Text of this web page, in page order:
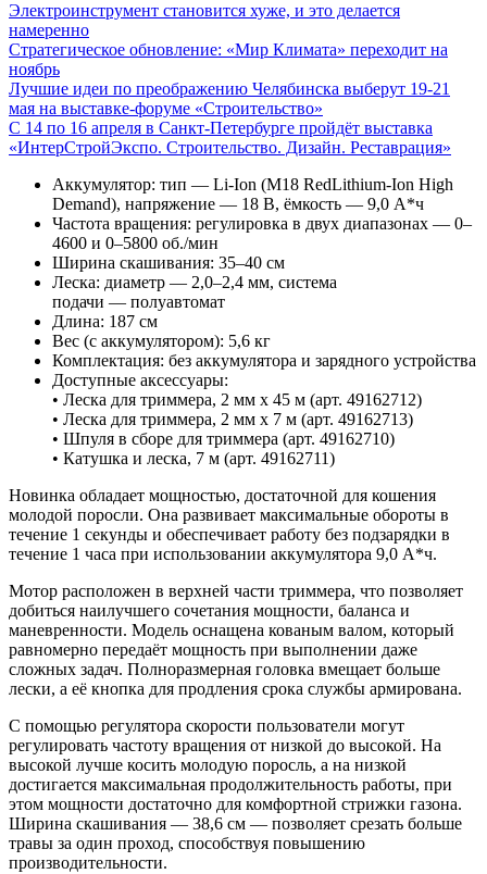
Электроинструмент становится хуже, и это делается
намеренно
Стратегическое обновление: «Мир Климата» переходит на
ноябрь
Лучшие идеи по преображению Челябинска выберут 19-21
мая на выставке-форуме «Строительство»
С 14 по 16 апреля в Санкт-Петербурге пройдёт выставка
«ИнтерСтройЭкспо. Строительство. Дизайн. Реставрация»
Аккумулятор: тип — Li-Ion (M18 RedLithium-Ion High
Demand), напряжение — 18 В, ёмкость — 9,0 А*ч
Частота вращения: регулировка в двух диапазонах — 0–
4600 и 0–5800 об./мин
Ширина скашивания: 35–40 см
Леска: диаметр — 2,0–2,4 мм, система
подачи — полуавтомат
Длина: 187 см
Вес (с аккумулятором): 5,6 кг
Комплектация: без аккумулятора и зарядного устройства
Доступные аксессуары:
• Леска для триммера, 2 мм x 45 м (арт. 49162712)
• Леска для триммера, 2 мм x 7 м (арт. 49162713)
• Шпуля в сборе для триммера (арт. 49162710)
• Катушка и леска, 7 м (арт. 49162711)
Новинка обладает мощностью, достаточной для кошения
молодой поросли. Она развивает максимальные обороты в
течение 1 секунды и обеспечивает работу без подзарядки в
течение 1 часа при использовании аккумулятора 9,0 А*ч.
Мотор расположен в верхней части триммера, что позволяет
добиться наилучшего сочетания мощности, баланса и
маневренности. Модель оснащена кованым валом, который
равномерно передаёт мощность при выполнении даже
сложных задач. Полноразмерная головка вмещает больше
лески, а её кнопка для продления срока службы армирована.
С помощью регулятора скорости пользователи могут
регулировать частоту вращения от низкой до высокой. На
высокой лучше косить молодую поросль, а на низкой
достигается максимальная продолжительность работы, при
этом мощности достаточно для комфортной стрижки газона.
Ширина скашивания — 38,6 см — позволяет срезать больше
травы за один проход, способствуя повышению
производительности.